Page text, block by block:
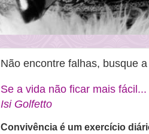
Não encontre falhas, busque
Se a vida não ficar mais
Isi Golfetto
Convivência é um exercício